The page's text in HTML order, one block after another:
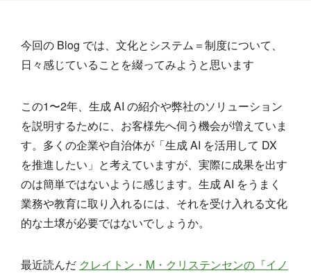
今回の Blog では、文化とシステム＝制度について、
日々感じていることを綴ってみようと思います
この1〜2年、生成 AI の紹介や弊社のソリューション
を説明するために、お客様先へ伺う機会が増えていま
す。多くの企業や自治体が「生成 AI を活用して DX
を推進したい」と考えていますが、実際に成果を出す
のは簡単ではないように感じます。生成 AI をうまく
業務や教育に取り入れるには、それを受け入れる文化
的な土壌が必要ではないでしょうか。
最近読んだ クレイトン・M・クリステンセンの『イノ